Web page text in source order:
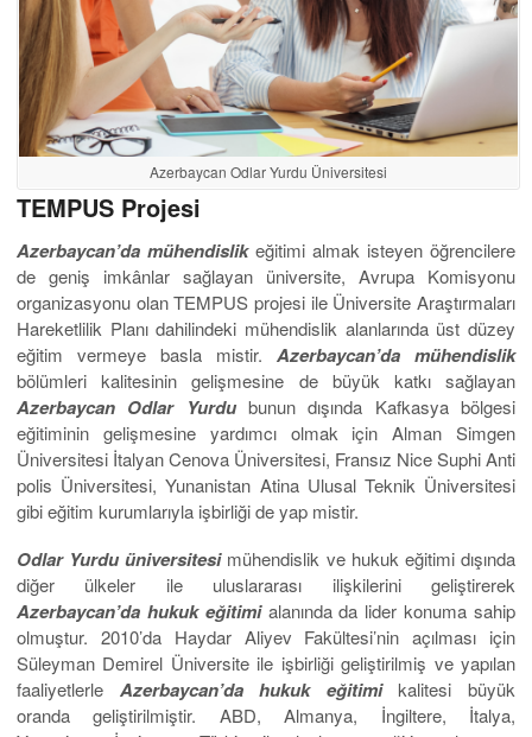
Azerbaycan Odlar Yurdu Üniversitesi
TEMPUS Projesi
Azerbaycan’da mühendislikeğitimi almak isteyen öğrencilere
de geniş imkânlar sağlayan üniversite, Avrupa Komisyonu
organizasyonu olan TEMPUS projesi ile Üniversite Araştırmaları
Hareketlilik Planı dahilindeki mühendislik alanlarında üst düzey
eğitim vermeye basla mistir. Azerbaycan’da mühendislik
bölümleri kalitesinin gelişmesine de büyük katkı sağlayan
Azerbaycan Odlar Yurdubunun dışında Kafkasya bölgesi
eğitiminin gelişmesine yardımcı olmak için Alman Simgen
Üniversitesi İtalyan Cenova Üniversitesi, Fransız Nice Suphi Anti
polis Üniversitesi, Yunanistan Atina Ulusal Teknik Üniversitesi
gibi eğitim kurumlarıyla işbirliği de yap mistir.
Odlar Yurdu üniversitesimühendislik ve hukuk eğitimi dışında
diğer ülkeler ile uluslararası ilişkilerini geliştirerek
Azerbaycan’da hukuk eğitimialanında da lider konuma sahip
olmuştur. 2010’da Haydar Aliyev Fakültesi’nin açılması için
Süleyman Demirel Üniversite ile işbirliği geliştirilmiş ve yapılan
faaliyetlerle Azerbaycan’da hukuk eğitimikalitesi büyük
oranda geliştirilmiştir. ABD, Almanya, İngiltere, İtalya,